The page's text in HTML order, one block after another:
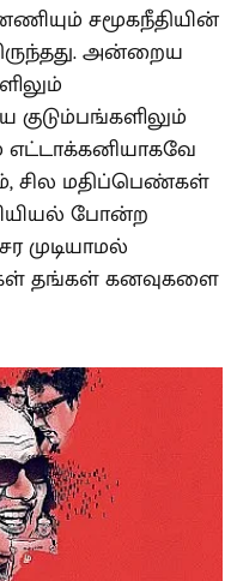
சமூகநீதியின்
அன்றைய
குடும்பங்களிலும்
எட்டாக்கனியாகவே
சில மதிப்பெண்கள்
போன்ற
முடியாமல்
தங்கள் கனவுகளை